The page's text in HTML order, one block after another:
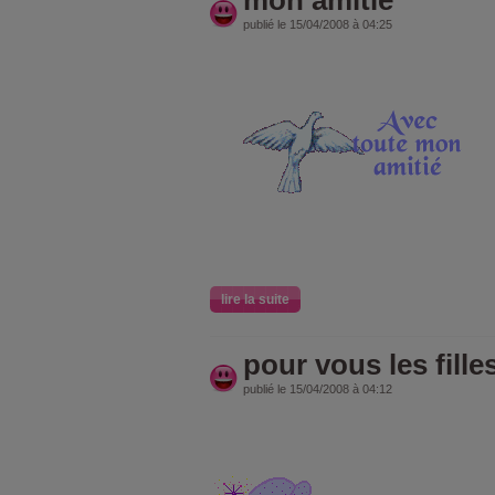
publié le 15/04/2008 à 04:25
lire la suite
pour vous les
publié le 15/04/2008 à 04:12